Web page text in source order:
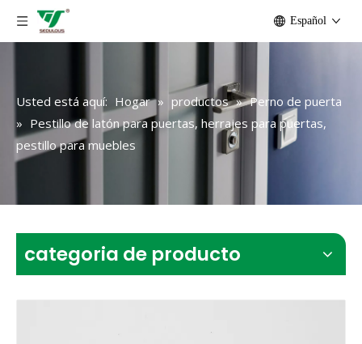
Español
Usted está aquí: Hogar » productos » Perno de puerta
» Pestillo de latón para puertas, herrajes para puertas,
pestillo para muebles
categoria de producto